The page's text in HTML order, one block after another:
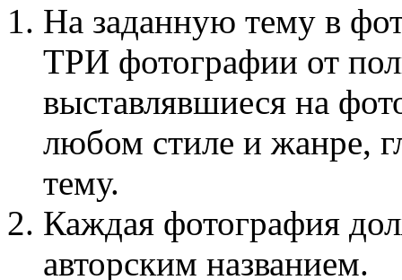
На заданную тему в
ТРИ фотографии от
выставлявшиеся на
любом стиле и жанре,
тему.
Каждая фотография
авторским названием.